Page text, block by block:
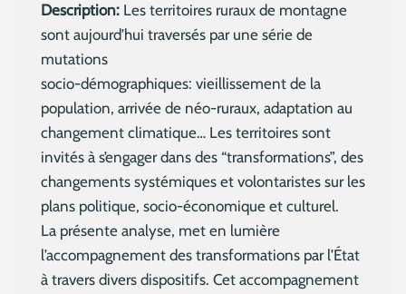
Description: Les territoires ruraux de montagne
sont aujourd’hui traversés par une série de
mutations
socio-démographiques: vieillissement de la
population, arrivée de néo-ruraux, adaptation au
changement climatique… Les territoires sont
invités à s’engager dans des “transformations”, des
changements systémiques et volontaristes sur les
plans politique, socio-économique et culturel.
La présente analyse, met en lumière
l’accompagnement des transformations par l’État
à travers divers dispositifs. Cet accompagnement